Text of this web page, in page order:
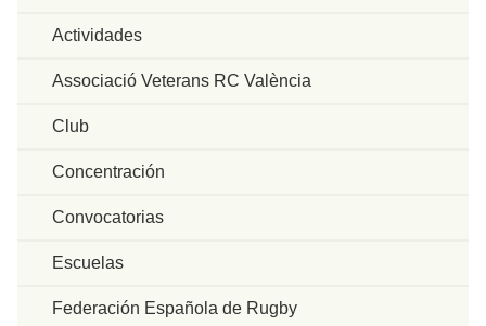
Actividades
Associació Veterans RC València
Club
Concentración
Convocatorias
Escuelas
Federación Española de Rugby